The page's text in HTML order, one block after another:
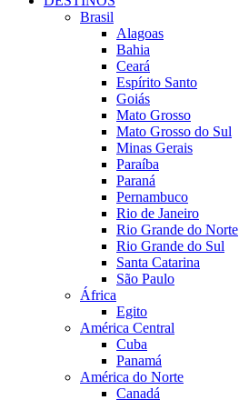
Brasil
Alagoas
Bahia
Ceará
Espírito Santo
Goiás
Mato Grosso
Mato Grosso do Sul
Minas Gerais
Paraíba
Paraná
Pernambuco
Rio de Janeiro
Rio Grande do Norte
Rio Grande do Sul
Santa Catarina
São Paulo
África
Egito
América Central
Cuba
Panamá
América do Norte
Canadá